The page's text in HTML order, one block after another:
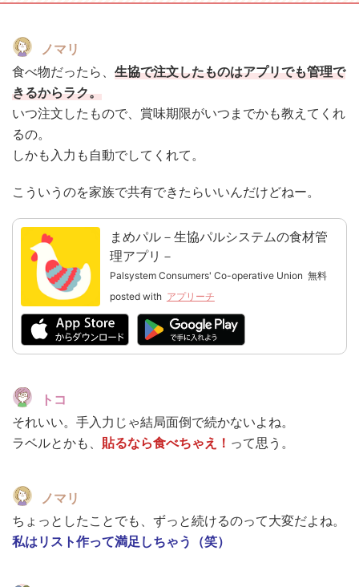
ノマリ
食べ物だったら、 生協で注文したものはアプリでも管理で
きるからラク。
いつ注文したもので、賞味期限がいつまでかも教えてくれ
るの。
しかも入力も自動でしてくれて。
こういうのを家族で共有できたらいいんだけどねー。
まめパル－生協パルシステムの食材管
理アプリ－
Palsystem Consumers' Co-operative Union 無料
posted with アプリーチ
トコ
それいい。手入力じゃ結局面倒で続かないよね。
ラベルとかも、 貼るなら食べちゃえ！ って思う。
ノマリ
ちょっとしたことでも、ずっと続けるのって大変だよね。
私はリスト作って満足しちゃう（笑）